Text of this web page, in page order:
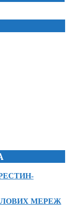
МЕРЕЖ